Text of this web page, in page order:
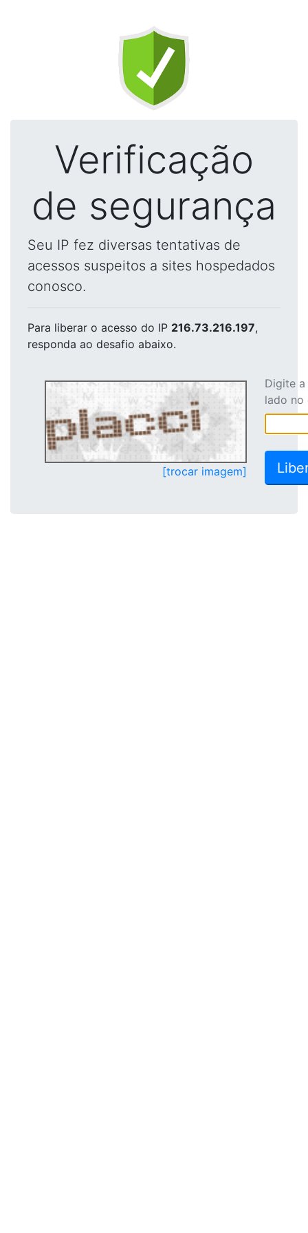
Verificação
de segurança
Seu IP fez diversas tentativas de
acessos suspeitos a sites hospedados
conosco.
Para liberar o acesso do IP 216.73.216.197,
responda ao desafio abaixo.
[trocar imagem]
Digite
lado no